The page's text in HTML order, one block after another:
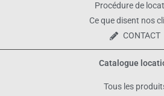
Procédure de
Ce que disent nos
CONTACT
Catalogue
Tous les